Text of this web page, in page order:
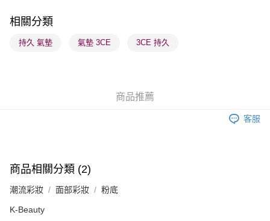
每筆HK$65.00，滿HK$300.00或以上免運費
每筆HK$65.00，滿HK$300.00或以上免運費
(香港門市) 只顯示可選門市。確認發貨後2-5個工作天到店，3天內
(澳門門市) 只顯示可選門市。確認發貨後2-5個工作天到店，3天內
取。逾期會取消訂單，並不會安排重寄
每筆HK$20.00，滿HK$100.00或以上免運費
相關分類
持久 氣墊 氣墊 3CE 3CE 持久
商品推薦
客服
商品相關分類 (2)
潮流彩妝 面部彩妝 粉底
K-Beauty